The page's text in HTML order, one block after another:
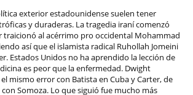
exterior estadounidense suelen tener
y duraderas. La tragedia iraní comenzó
traicionó al acérrimo pro occidental Mohammad
así que el islamista radical Ruhollah Jomeini
Estados Unidos no ha aprendido la lección de
es peor que la enfermedad. Dwight
mismo error con Batista en Cuba y Carter, de
Somoza. Lo que siguió fue mucho más